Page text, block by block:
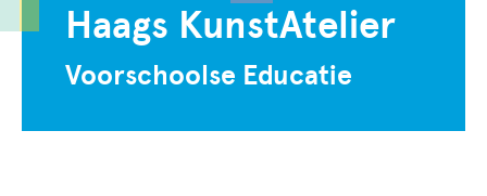
Haags KunstAtelier
Voorschoolse Educatie